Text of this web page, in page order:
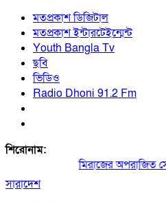
মতপ্রকাশ ডিজিটাল
মতপ্রকাশ ইন্টারটেইন্মেন্ট
Youth Bangla Tv
ছবি
ভিডিও
Radio Dhoni 91.2 Fm
শিরোনাম:
মিরাজের অপরাজিত
সারাদেশ